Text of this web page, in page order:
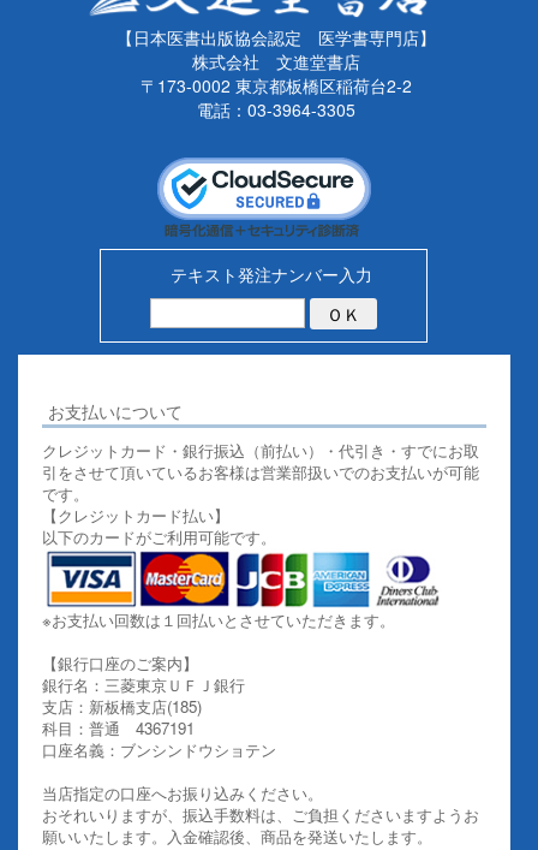
【日本医書出版協会認定 医学書専門店】
株式会社 文進堂書店
〒173-0002 東京都板橋区稲荷台2-2
電話：03-3964-3305
テキスト発注ナンバー入力
お支払いについて
クレジットカード・銀行振込（前払い）・代引き・すでにお取
引をさせて頂いているお客様は営業部扱いでのお支払いが可能
です。
【クレジットカード払い】
以下のカードがご利用可能です。
※お支払い回数は１回払いとさせていただきます。
【銀行口座のご案内】
銀行名：三菱東京ＵＦＪ銀行
支店：新板橋支店(185)
科目：普通 4367191
口座名義：ブンシンドウショテン
当店指定の口座へお振り込みください。
おそれいりますが、振込手数料は、ご負担くださいますようお
願いいたします。入金確認後、商品を発送いたします。